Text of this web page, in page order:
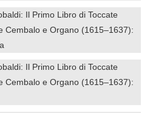
Il Primo Libro di Toccate
Cembalo e Organo (1615–1637):
Il Primo Libro di Toccate
Cembalo e Organo (1615–1637):